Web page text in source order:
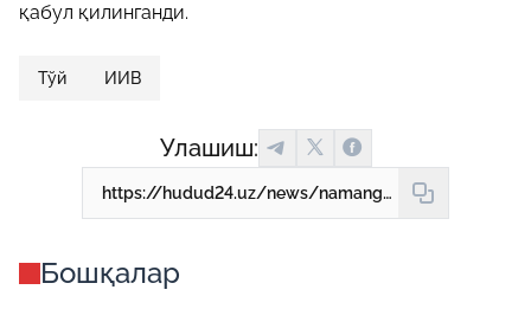
қабул қилинганди.
Тўй ИИВ
Улашиш:
https://hudud24.uz/news/namanganda-kelinga-burka-kijdirib-noananavij-tuj-kilgan-kuyov-zhazolandi
Бошқалар